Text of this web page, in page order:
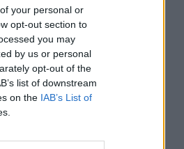
your personal or
opt-out section to
you may
by us or personal
opt-out of the
list of downstream
on the IAB’s List of